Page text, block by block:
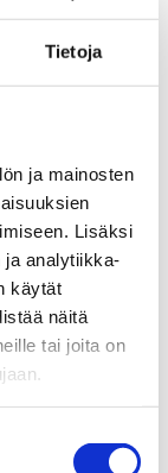
Tietoja
ja mainosten
Lisäksi
ja analytiikka-
käytät
näitä
tai joita on